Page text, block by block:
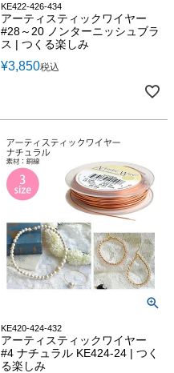
KE422-426-434
アーティスティックワイヤー
#28～20 ノンターニッシュブラ
ス | つくる楽しみ
¥3,850税込
KE420-424-432
アーティスティックワイヤー
#4 ナチュラル KE424-24 | つく
る楽しみ